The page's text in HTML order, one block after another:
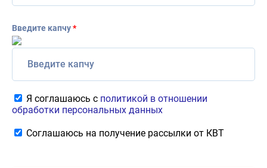
Введите капчу*
Я соглашаюсь с политикой в отношении
обработки персональных данных
Соглашаюсь на получение рассылки от КВТ